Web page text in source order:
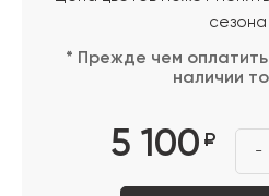
сезона
* Прежде чем оплатить
наличии
5 100 ₽
-